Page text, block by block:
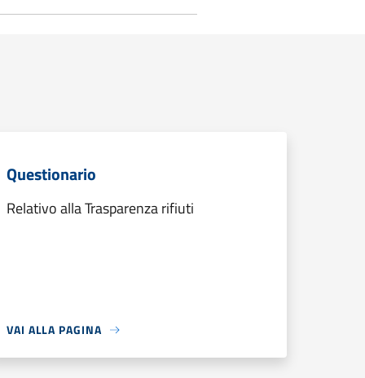
Questionario
Relativo alla Trasparenza rifiuti
VAI ALLA PAGINA